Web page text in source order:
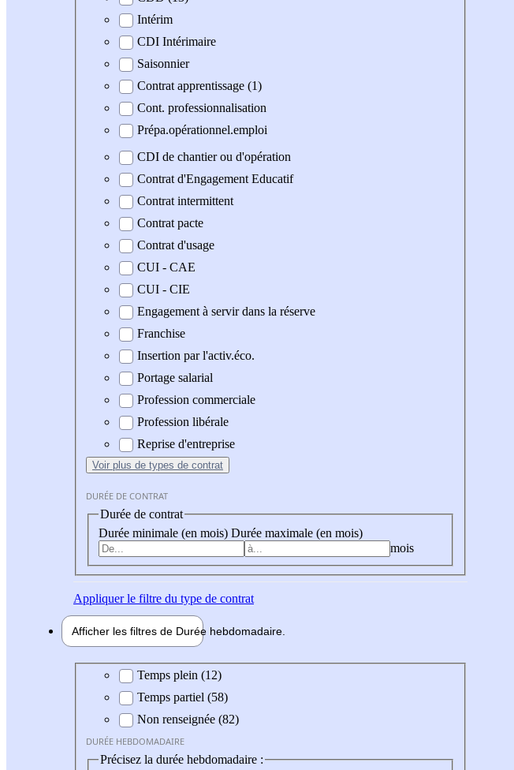
Intérim
CDI Intérimaire
Saisonnier
Contrat apprentissage (1)
Cont. professionnalisation
Prépa.opérationnel.emploi
CDI de chantier ou d'opération
Contrat d'Engagement Educatif
Contrat intermittent
Contrat pacte
Contrat d'usage
CUI - CAE
CUI - CIE
Engagement à servir dans la réserve
Franchise
Insertion par l'activ.éco.
Portage salarial
Profession commerciale
Profession libérale
Reprise d'entreprise
Voir plus de types de contrat
DURÉE DE CONTRAT
Durée de contrat
Durée minimale (en mois) Durée maximale (en mois)
mois
Appliquerle filtre du type de contrat
Afficher les filtres de Durée hebdomadaire
Durée hebdomadaire
Temps plein (12)
Temps partiel (58)
Non renseignée (82)
DURÉE HEBDOMADAIRE
Précisez la durée hebdomadaire :